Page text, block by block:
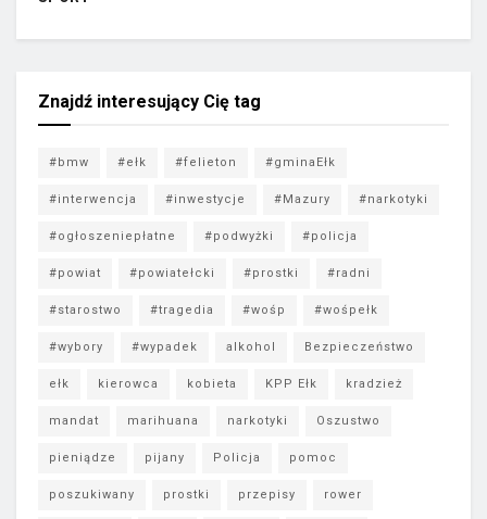
Znajdź interesujący Cię tag
#bmw #ełk #felieton #gminaEłk
#interwencja #inwestycje #Mazury #narkotyki
#ogłoszeniepłatne #podwyżki #policja
#powiat #powiatełcki #prostki #radni
#starostwo #tragedia #wośp #wośpełk
#wybory #wypadek alkohol Bezpieczeństwo
ełk kierowca kobieta KPP Ełk kradzież
mandat marihuana narkotyki Oszustwo
pieniądze pijany Policja pomoc
poszukiwany prostki przepisy rower